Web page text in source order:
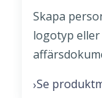
Skapa
logotyp
›Se